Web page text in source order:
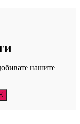
нашите